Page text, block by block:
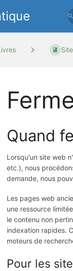
Quand
Lorsqu'un site web
etc.), nous
demande, nous
Les pages web
une ressource
le contenu non
indexation rapides.
moteurs de
Pour les